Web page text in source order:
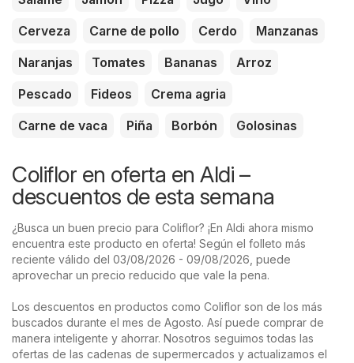
Cerveza
Carne de pollo Cerdo
Manzanas
Naranjas
Tomates Bananas
Arroz
Pescado
Fideos
Crema agria
Carne de vaca
Piña Borbón Golosinas
Coliflor en oferta en Aldi –
descuentos de esta semana
¿Busca un buen precio para Coliflor? ¡En Aldi ahora mismo
encuentra este producto en oferta! Según el folleto más
reciente válido del 03/08/2026 - 09/08/2026, puede
aprovechar un precio reducido que vale la pena.
Los descuentos en productos como Coliflor son de los más
buscados durante el mes de Agosto. Así puede comprar de
manera inteligente y ahorrar. Nosotros seguimos todas las
ofertas de las cadenas de supermercados y actualizamos el